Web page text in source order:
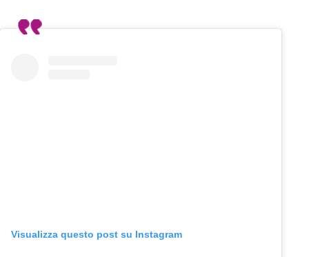
Visualizza questo post su Instagram